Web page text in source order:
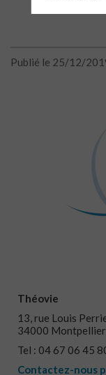
Publié le 25/12/
Théovie
13, rue Louis
34000 Montpellier
Tel : 04 67 06 45
Contactez-nous